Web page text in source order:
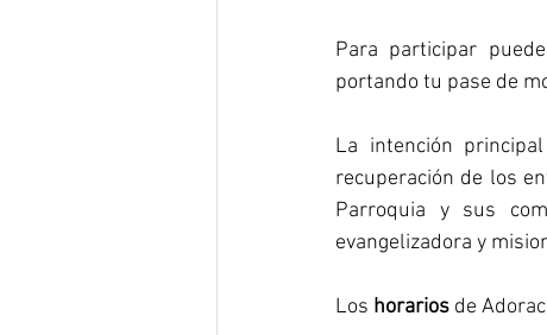
Para participar
portando tu pase de
La intención
recuperación de los
Parroquia y sus
evangelizadora y
Los horarios de